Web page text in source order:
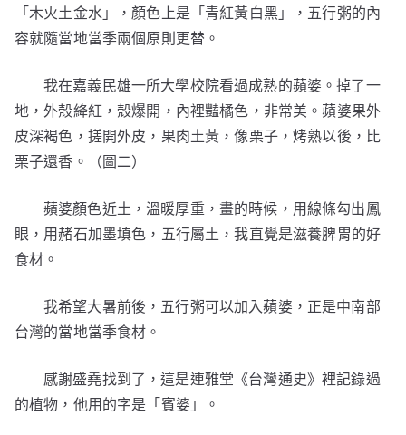
「木火土金水」，顏色上是「青紅黃白黑」，五行粥的內
容就隨當地當季兩個原則更替。
我在嘉義民雄一所大學校院看過成熟的蘋婆。掉了一
地，外殼絳紅，殼爆開，內裡豔橘色，非常美。蘋婆果外
皮深褐色，搓開外皮，果肉土黃，像栗子，烤熟以後，比
栗子還香。（圖二）
蘋婆顏色近土，溫暖厚重，畫的時候，用線條勾出鳳
眼，用赭石加墨填色，五行屬土，我直覺是滋養脾胃的好
食材。
我希望大暑前後，五行粥可以加入蘋婆，正是中南部
台灣的當地當季食材。
感謝盛堯找到了，這是連雅堂《台灣通史》裡記錄過
的植物，他用的字是「賓婆」。